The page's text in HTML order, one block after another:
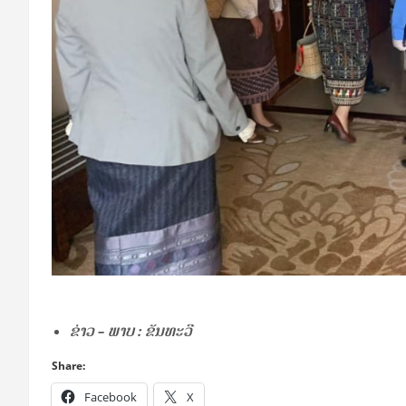
ຂ່າວ – ພາບ : ຂັນທະວີ
Share:
Facebook X